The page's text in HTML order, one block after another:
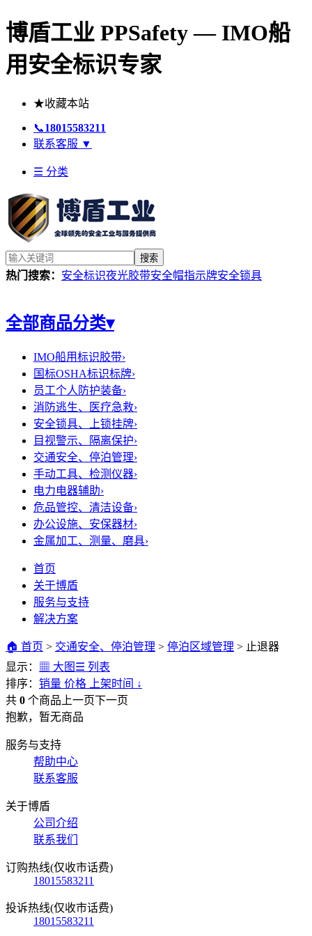
博盾工业 PPSafety — IMO船
用安全标识专家
★收藏本站
📞18015583211
联系客服 ▼
☰ 分类
搜索
热门搜索： 安全标识夜光胶带安全帽指示牌安全锁具
全部商品分类▾
IMO船用标识胶带›
国标OSHA标识标牌›
员工个人防护装备›
消防逃生、医疗急救›
安全锁具、上锁挂牌›
目视警示、隔离保护›
交通安全、停泊管理›
手动工具、检测仪器›
电力电器辅助›
危品管控、清洁设备›
办公设施、安保器材›
金属加工、测量、磨具›
首页
关于博盾
服务与支持
解决方案
🏠 首页 > 交通安全、停泊管理 > 停泊区域管理 > 止退器
显示：
▦ 大图 ☰ 列表
排序： 销量 价格 上架时间 ↓
共 0 个商品 上一页下一页
抱歉，暂无商品
服务与支持
帮助中心
联系客服
关于博盾
公司介绍
联系我们
订购热线(仅收市话费)
18015583211
投诉热线(仅收市话费)
18015583211